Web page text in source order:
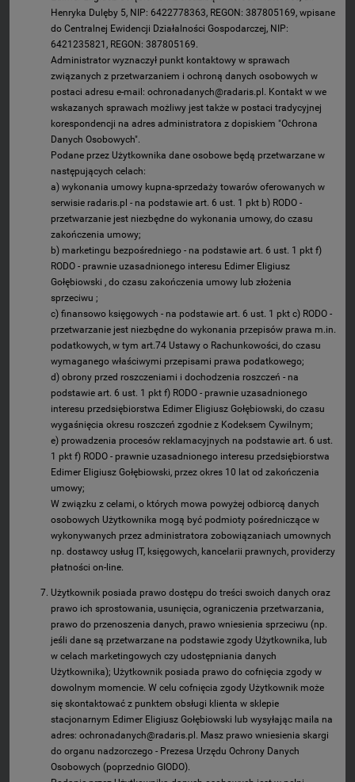
Henryka Dulęby 5, NIP: 6422778363, REGON: 387805169, wpisane
do Centralnej Ewidencji Działalności Gospodarczej, NIP:
6421235821, REGON: 387805169.
Administrator wyznaczył punkt kontaktowy w sprawach
związanych z przetwarzaniem i ochroną danych osobowych w
postaci adresu e-mail: ochronadanych@radaris.pl. Kontakt w we
wskazanych sprawach możliwy jest także w postaci tradycyjnej
korespondencji na adres administratora z dopiskiem "Ochrona
Danych Osobowych".
Podane przez Użytkownika dane osobowe będą przetwarzane w
następujących celach:
a) wykonania umowy kupna-sprzedaży towarów oferowanych w
serwisie radaris.pl - na podstawie art. 6 ust. 1 pkt b) RODO -
przetwarzanie jest niezbędne do wykonania umowy, do czasu
zakończenia umowy;
b) marketingu bezpośredniego - na podstawie art. 6 ust. 1 pkt f)
RODO - prawnie uzasadnionego interesu Edimer Eligiusz
Gołębiowski , do czasu zakończenia umowy lub złożenia
sprzeciwu ;
c) finansowo księgowych - na podstawie art. 6 ust. 1 pkt c) RODO -
przetwarzanie jest niezbędne do wykonania przepisów prawa m.in.
podatkowych, w tym art.74 Ustawy o Rachunkowości, do czasu
wymaganego właściwymi przepisami prawa podatkowego;
d) obrony przed roszczeniami i dochodzenia roszczeń - na
podstawie art. 6 ust. 1 pkt f) RODO - prawnie uzasadnionego
interesu przedsiębiorstwa Edimer Eligiusz Gołębiowski, do czasu
wygaśnięcia okresu roszczeń zgodnie z Kodeksem Cywilnym;
e) prowadzenia procesów reklamacyjnych na podstawie art. 6 ust.
1 pkt f) RODO - prawnie uzasadnionego interesu przedsiębiorstwa
Edimer Eligiusz Gołębiowski, przez okres 10 lat od zakończenia
umowy;
W związku z celami, o których mowa powyżej odbiorcą danych
osobowych Użytkownika mogą być podmioty pośredniczące w
wykonywanych przez administratora zobowiązaniach umownych
np. dostawcy usług IT, księgowych, kancelarii prawnych, providerzy
płatności on-line.
Użytkownik posiada prawo dostępu do treści swoich danych oraz
prawo ich sprostowania, usunięcia, ograniczenia przetwarzania,
prawo do przenoszenia danych, prawo wniesienia sprzeciwu (np.
jeśli dane są przetwarzane na podstawie zgody Użytkownika, lub
w celach marketingowych czy udostępniania danych
Użytkownika); Użytkownik posiada prawo do cofnięcia zgody w
dowolnym momencie. W celu cofnięcia zgody Użytkownik może
się skontaktować z punktem obsługi klienta w sklepie
stacjonarnym Edimer Eligiusz Gołębiowski lub wysyłając maila na
adres: ochronadanych@radaris.pl. Masz prawo wniesienia skargi
do organu nadzorczego - Prezesa Urzędu Ochrony Danych
Osobowych (poprzednio GIODO).